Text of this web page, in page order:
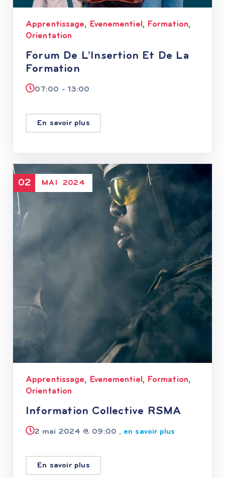
Apprentissage, Evenementiel, Formation,
Orientation
Forum De L’Insertion Et De La
Formation
07:00 - 13:00
En savoir plus
02 MAI 2024
Apprentissage, Evenementiel, Formation,
Orientation
Information Collective RSMA
2 mai 2024 @ 09:00 , en savoir plus
En savoir plus